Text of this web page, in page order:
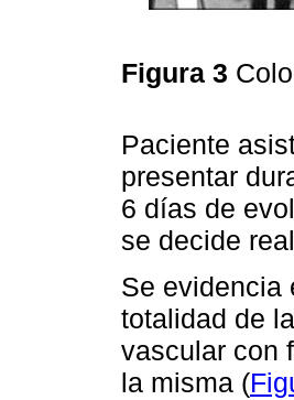
Figura 3
Paciente
presentar
6 días de
se decide
Se evidencia
totalidad de
vascular con
la misma (